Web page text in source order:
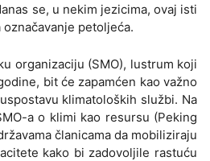
se, u nekim jezicima, ovaj isti
petoljeća.
organizaciju (SMO), lustrum koji
bit će zapamćen kao važno
klimatoloških službi. Na
a o klimi kao resursu (Peking
članicama da mobiliziraju
kako bi zadovoljile rastuću